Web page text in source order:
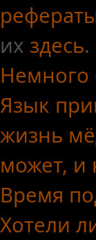
их здесь.
Немного
Язык
жизнь
может, и
Время
Хотели